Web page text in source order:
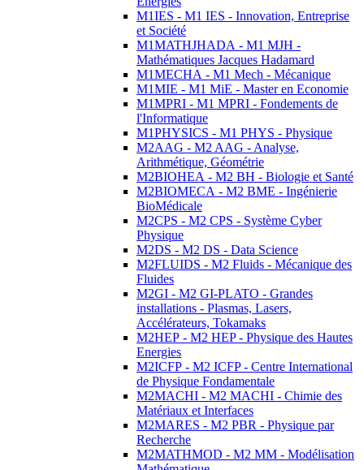
M1IES - M1 IES - Innovation, Entreprise
et Société
M1MATHJHADA - M1 MJH -
Mathématiques Jacques Hadamard
M1MECHA - M1 Mech - Mécanique
M1MIE - M1 MiE - Master en Economie
M1MPRI - M1 MPRI - Fondements de
l'Informatique
M1PHYSICS - M1 PHYS - Physique
M2AAG - M2 AAG - Analyse,
Arithmétique, Géométrie
M2BIOHEA - M2 BH - Biologie et Santé
M2BIOMECA - M2 BME - Ingénierie
BioMédicale
M2CPS - M2 CPS - Système Cyber
Physique
M2DS - M2 DS - Data Science
M2FLUIDS - M2 Fluids - Mécanique des
Fluides
M2GI - M2 GI-PLATO - Grandes
installations - Plasmas, Lasers,
Accélérateurs, Tokamaks
M2HEP - M2 HEP - Physique des Hautes
Energies
M2ICFP - M2 ICFP - Centre International
de Physique Fondamentale
M2MACHI - M2 MACHI - Chimie des
Matériaux et Interfaces
M2MARES - M2 PBR - Physique par
Recherche
M2MATHMOD - M2 MM - Modélisation